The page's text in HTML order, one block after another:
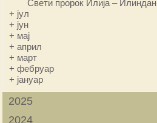
Свети пророк Илија – Илиндан
+ јул
+ јун
+ мај
+април
+ март
+фебруар
+ јануар
2025
2024